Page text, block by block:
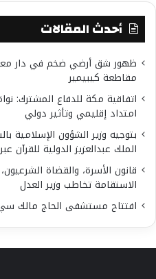
أحدث المقالات
ظهور شق أرضي ضخم في دار
مقاطعة كيبيمير
اتفاقية مكة للدفاع المشترك:
امتداد إقليمي وتأثير دولي
بتوجيه وزير الشؤون الإسلامية
الملك عبدالعزيز الدولية للقرآن
قانون الأسرة، والقضاة
الاستقامة تخاطب وزير العدل
افتتاح مستشفى الحاج مالك